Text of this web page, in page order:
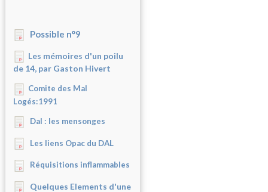
Possible n°9
Les mémoires d'un poilu
de 14, par Gaston Hivert
Comite des Mal
Logés:1991
Dal : les mensonges
Les liens Opac du DAL
Réquisitions inflammables
Quelques Elements d'une